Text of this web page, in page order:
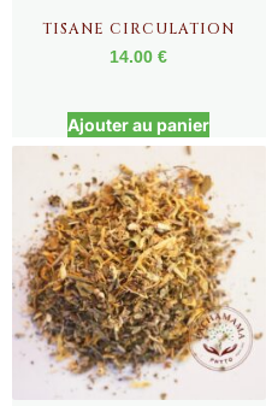
TISANE CIRCULATION
14.00€
Ajouter au panier